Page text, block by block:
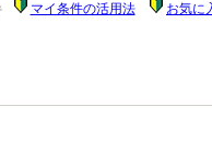
マイ条件の活用法 お気に